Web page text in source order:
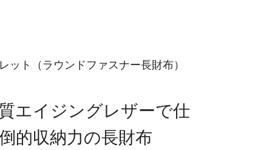
その他の小物
ミュレ
ブラーノ
ット（ラウンドファスナー長財布）
エイジングレザーで仕
的収納力の長財布